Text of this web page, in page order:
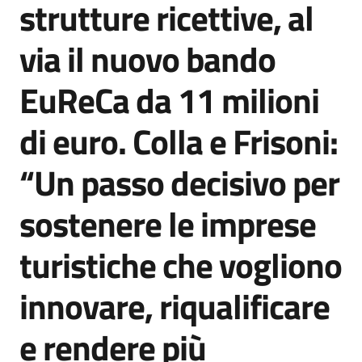
Agenzia
di
informazione
e
comunicazione
Seguici
su
strutture ricettive, al
via il nuovo bando
EuReCa da 11 milioni
di euro. Colla e Frisoni:
“Un passo decisivo per
sostenere le imprese
turistiche che vogliono
innovare, riqualificare
e rendere più